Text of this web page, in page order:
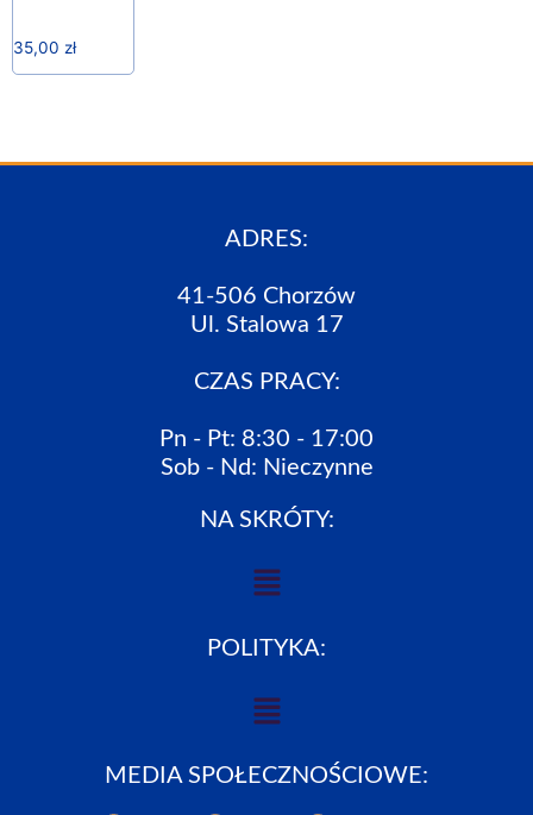
35,00 zł
ADRES:
41-506 Chorzów
Ul. Stalowa 17
CZAS PRACY:
Pn - Pt: 8:30 - 17:00
Sob - Nd: Nieczynne
NA SKRÓTY:
POLITYKA:
MEDIA SPOŁECZNOŚCIOWE: